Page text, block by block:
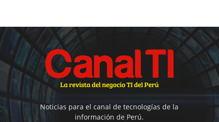
Noticias para el canal de tecnologías de la
información de Perú.